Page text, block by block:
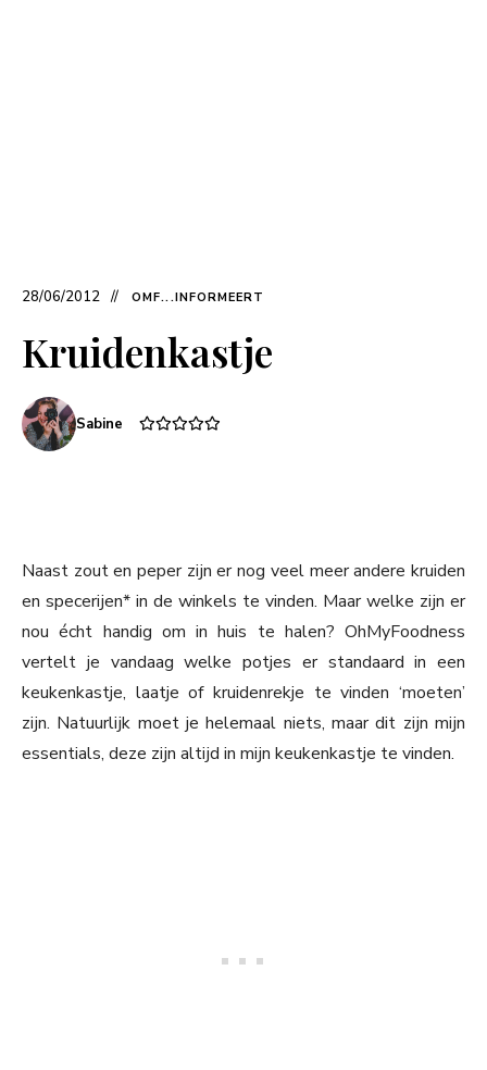
28/06/2012 OMF...INFORMEERT
Kruidenkastje
Sabine
Naast zout en peper zijn er nog veel meer andere kruiden
en specerijen* in de winkels te vinden. Maar welke zijn er
nou écht handig om in huis te halen? OhMyFoodness
vertelt je vandaag welke potjes er standaard in een
keukenkastje, laatje of kruidenrekje te vinden ‘moeten’
zijn. Natuurlijk moet je helemaal niets, maar dit zijn mijn
essentials, deze zijn altijd in mijn keukenkastje te vinden.